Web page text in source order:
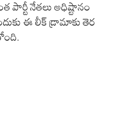
పార్టీ నేతలు అధిష్టానం
ఈ లీక్ డ్రామాకు తెర